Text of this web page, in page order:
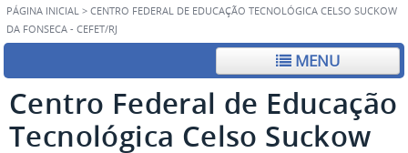
PÁGINA INICIAL > CENTRO FEDERAL DE EDUCAÇÃO TECNOLÓGICA CELSO SUCKOW
DA FONSECA - CEFET/RJ
MENU
Centro Federal de Educação
Tecnológica Celso Suckow